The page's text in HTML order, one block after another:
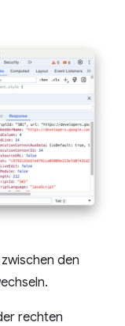
den
rechten